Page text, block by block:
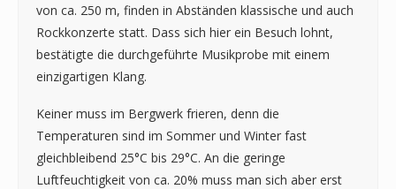
von ca. 250 m, finden in Abständen klassische und auch
Rockkonzerte statt. Dass sich hier ein Besuch lohnt,
bestätigte die durchgeführte Musikprobe mit einem
einzigartigen Klang.
Keiner muss im Bergwerk frieren, denn die
Temperaturen sind im Sommer und Winter fast
gleichbleibend 25°C bis 29°C. An die geringe
Luftfeuchtigkeit von ca. 20% muss man sich aber erst